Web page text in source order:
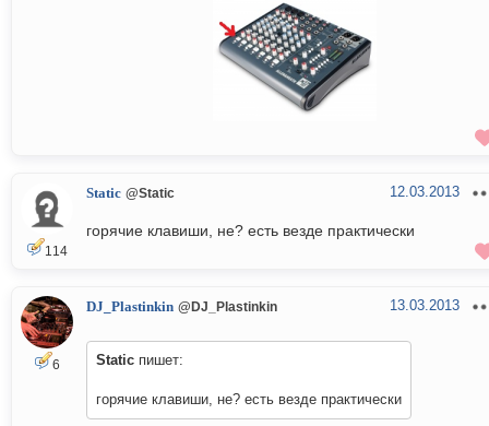
114
Static @Static 12.03.2013
горячие клавиши, не? есть везде практически
6
DJ_Plastinkin @DJ_Plastinkin 13.03.2013
Static пишет:
горячие клавиши, не? есть везде практически